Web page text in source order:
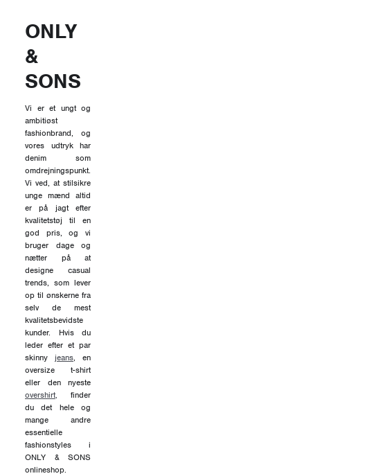
ONLY
&
SONS
Vi er et ungt og
ambitiøst
fashionbrand, og
vores udtryk har
denim som
omdrejningspunkt.
Vi ved, at stilsikre
unge mænd altid
er på jagt efter
kvalitetstøj til en
god pris, og vi
bruger dage og
nætter på at
designe casual
trends, som lever
op til ønskerne fra
selv de mest
kvalitetsbevidste
kunder. Hvis du
leder efter et par
skinny jeans, en
oversize t-shirt
eller den nyeste
overshirt, finder
du det hele og
mange andre
essentielle
fashionstyles i
ONLY & SONS
onlineshop.